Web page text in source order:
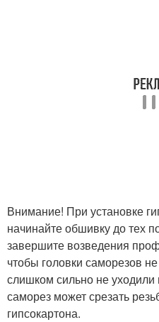
Внимание! При установке
начинайте обшивку до тех
завершите возведения
чтобы головки саморезов
слишком сильно не уходили
саморез может срезать
гипсокартона.